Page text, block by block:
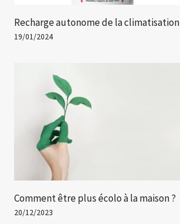
Recharge autonome de la climatisation
19/01/2024
Comment être plus écolo à la maison ?
20/12/2023